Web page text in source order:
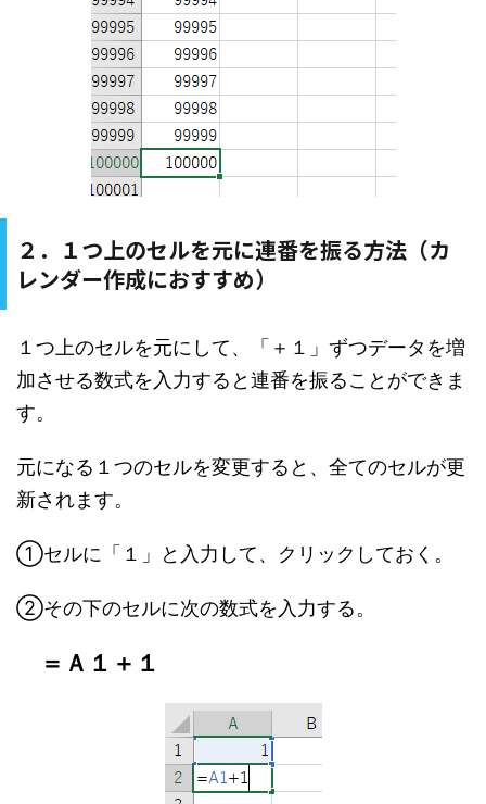
２．１つ上のセルを元に連番を振る方法（カ
レンダー作成におすすめ）
１つ上のセルを元にして、「＋１」ずつデータを増
加させる数式を入力すると連番を振ることができま
す。
元になる１つのセルを変更すると、全てのセルが更
新されます。
①セルに「１」と入力して、クリックしておく。
②その下のセルに次の数式を入力する。
＝Ａ１＋１